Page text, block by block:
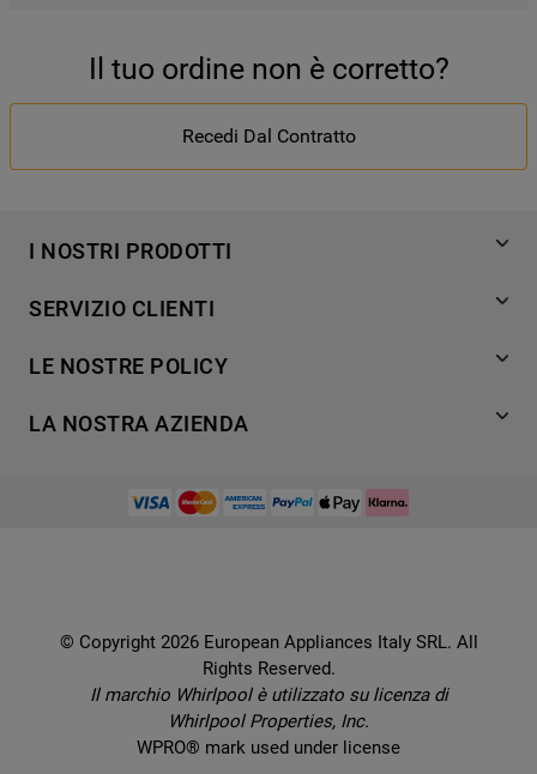
Il tuo ordine non è corretto?
Recedi Dal Contratto
I NOSTRI PRODOTTI
Refrigerazione
Cottura
Aria condizionata
Ricette
SERVIZIO CLIENTI
Supporto
Contatti
Service locator
Domande frequenti
Sul sicuro
LE NOSTRE POLICY
Cookie Policy
Etichette energetiche e schede prodotto
Codice etico
Dichiarazione di accessibilità
Preferenze Cookie
LA NOSTRA AZIENDA
Lavora con noi
© Copyright 2026 European Appliances Italy SRL. All
Rights Reserved.
Il marchio Whirlpool è utilizzato su licenza di
Whirlpool Properties, Inc.
WPRO® mark used under license